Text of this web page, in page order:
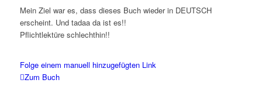
Mein Ziel war es, dass dieses Buch wieder in DEUTSCH
erscheint. Und tadaa da ist es!!
Pflichtlektüre schlechthin!!
Folge einem manuell hinzugefügten Link
Zum Buch